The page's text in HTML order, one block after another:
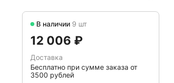
В наличии 9 шт
12 006 ₽
Доставка
Бесплатно при сумме заказа от
3500 рублей